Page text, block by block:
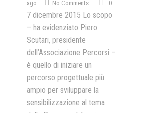
ago
No Comments 0
7 dicembre 2015 Lo scopo
– ha evidenziato Piero
Scutari, presidente
dell’Associazione Percorsi –
è quello di iniziare un
percorso progettuale più
ampio per sviluppare la
sensibilizzazione al tema